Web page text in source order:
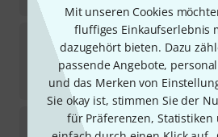
Mit unseren Cookies
fluffiges Einkaufserlebnis
dazugehört bieten. Dazu
passende Angebote,
und das Merken von
Sie okay ist, stimmen Sie der
für Präferenzen,
AudixF50S
15
Sofort lieferbar
60 €
AudixF50